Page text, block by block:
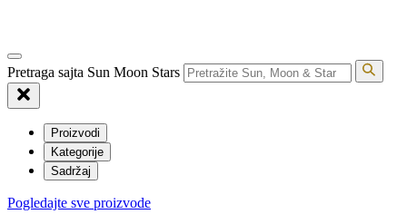
Pretraga sajta Sun Moon Stars
Proizvodi
Kategorije
Sadržaj
Pogledajte sve proizvode